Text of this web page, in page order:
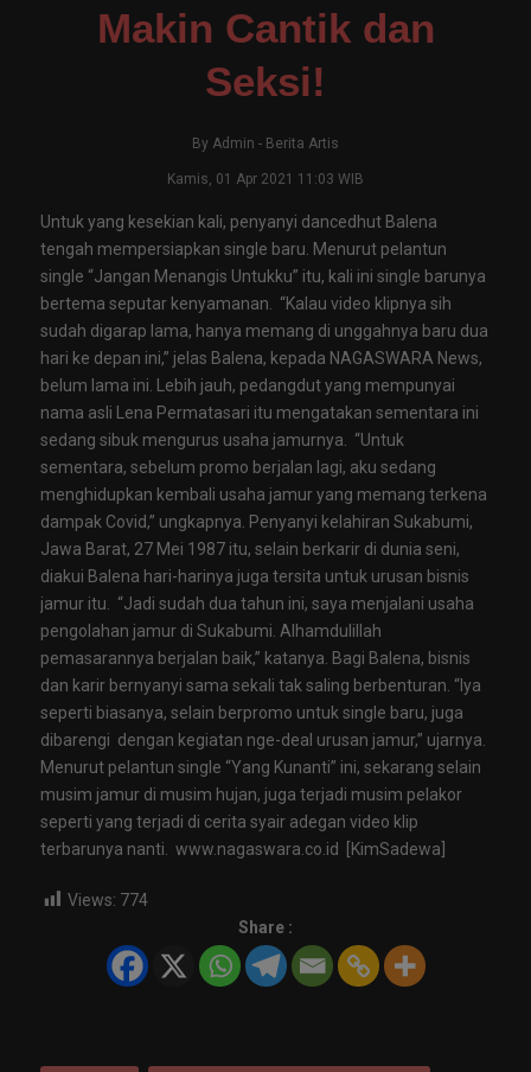
Makin Cantik dan
Seksi!
By Admin - Berita Artis
Kamis, 01 Apr 2021 11:03 WIB
Untuk yang kesekian kali, penyanyi dancedhut Balena
tengah mempersiapkan single baru. Menurut pelantun
single “Jangan Menangis Untukku” itu, kali ini single barunya
bertema seputar kenyamanan. “Kalau video klipnya sih
sudah digarap lama, hanya memang di unggahnya baru dua
hari ke depan ini,” jelas Balena, kepada NAGASWARA News,
belum lama ini. Lebih jauh, pedangdut yang mempunyai
nama asli Lena Permatasari itu mengatakan sementara ini
sedang sibuk mengurus usaha jamurnya. “Untuk
sementara, sebelum promo berjalan lagi, aku sedang
menghidupkan kembali usaha jamur yang memang terkena
dampak Covid,” ungkapnya. Penyanyi kelahiran Sukabumi,
Jawa Barat, 27 Mei 1987 itu, selain berkarir di dunia seni,
diakui Balena hari-harinya juga tersita untuk urusan bisnis
jamur itu. “Jadi sudah dua tahun ini, saya menjalani usaha
pengolahan jamur di Sukabumi. Alhamdulillah
pemasarannya berjalan baik,” katanya. Bagi Balena, bisnis
dan karir bernyanyi sama sekali tak saling berbenturan. “Iya
seperti biasanya, selain berpromo untuk single baru, juga
dibarengi dengan kegiatan nge-deal urusan jamur,” ujarnya.
Menurut pelantun single “Yang Kunanti” ini, sekarang selain
musim jamur di musim hujan, juga terjadi musim pelakor
seperti yang terjadi di cerita syair adegan video klip
terbarunya nanti. www.nagaswara.co.id [KimSadewa]
Views: 774
Share :